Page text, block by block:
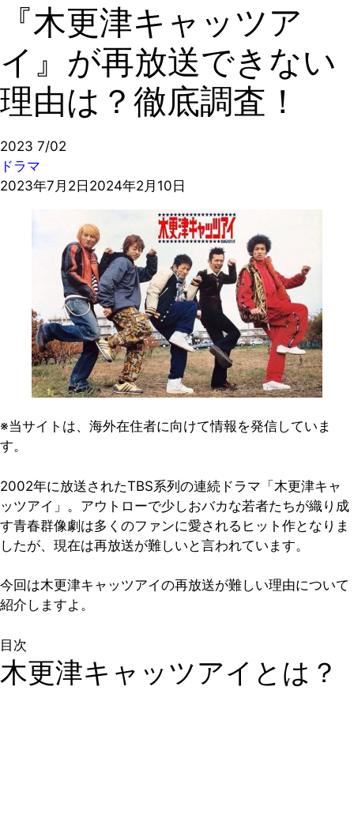
『木更津キャッツア
イ』が再放送できない
理由は？徹底調査！
2023 7/02
ドラマ
2023年7月2日 2024年2月10日
※当サイトは、海外在住者に向けて情報を発信していま
す。
2002年に放送されたTBS系列の連続ドラマ「木更津キャ
ッツアイ」。アウトローで少しおバカな若者たちが織り成
す青春群像劇は多くのファンに愛されるヒット作となりま
したが、現在は再放送が難しいと言われています。
今回は木更津キャッツアイの再放送が難しい理由について
紹介しますよ。
目次
木更津キャッツアイとは？